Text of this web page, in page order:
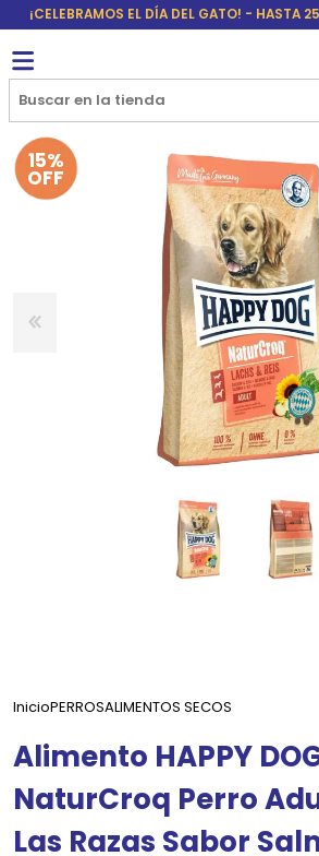
¡CELEBRAMOS EL DÍA DEL GATO! - HASTA
15%
OFF
InicioPERROSALIMENTOS SECOS
Alimento HAPPY
NaturCroq Perro
Las Razas Sabor